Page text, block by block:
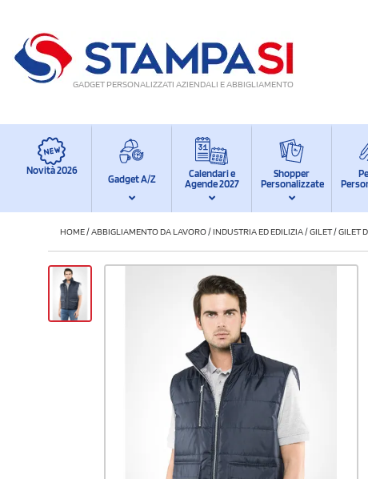
GADGET PERSONALIZZATI AZIENDALI E ABBIGLIAMENTO
Novità 2026
Gadget A/Z
Calendari e
Agende 2027
Shopper
Personalizzate
HOME/ABBIGLIAMENTO DA LAVORO/INDUSTRIA ED EDILIZIA/GILET/GILET